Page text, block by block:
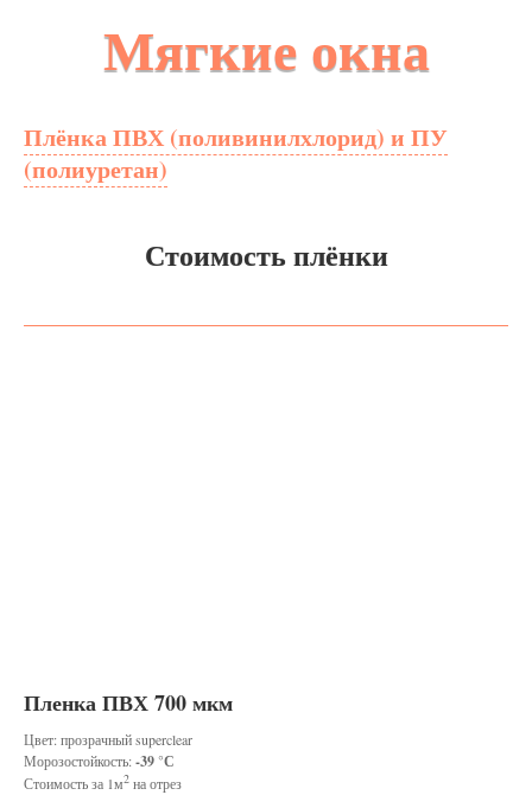
Мягкие окна
Плёнка ПВХ (поливинилхлорид) и ПУ
(полиуретан)
Стоимость плёнки
Пленка ПВХ 700 мкм
Цвет: прозрачный superclear
Морозостойкость:-39 °С
Стоимость за 1м2 на отрез